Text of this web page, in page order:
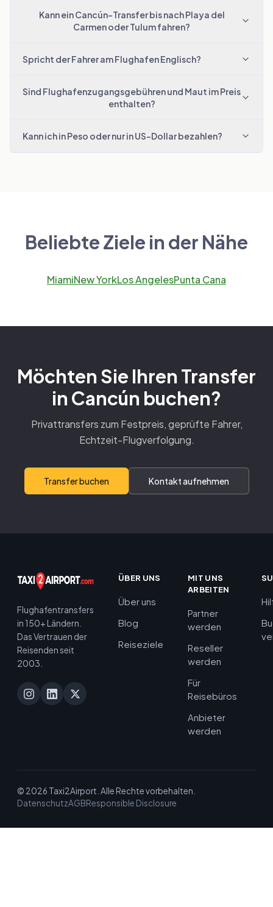
Kann ein Cancún-Transfer bis nach Playa del
Carmen oder Tulum fahren?
Spricht der Fahrer am Flughafen Englisch?
Sind Flughafenzugangsgebühren und Maut im Preis
enthalten?
Kann ich in Peso oder nur in US-Dollar bezahlen?
Beliebte Ziele in der Nähe
MiamiNew YorkLos AngelesPunta Cana
Möchten Sie Ihren Transfer
in Cancún buchen?
Privattransfers zum Festpreis, geprüfte Fahrer,
Echtzeit-Flugverfolgung.
Transfer buchen Kontakt aufnehmen
Flughafentransfers
in 150+ Ländern.
Das Vertrauen der
Reisenden seit
2003.
ÜBER UNS
Über uns
Blog
Reiseziele
MIT UNS
ARBEITEN
Partner
werden
Reseller
werden
Für
Reisebüros
Anbieter
werden
© 2026 Taxi2Airport. Alle Rechte vorbehalten.
DatenschutzAGBResponsible Disclosure